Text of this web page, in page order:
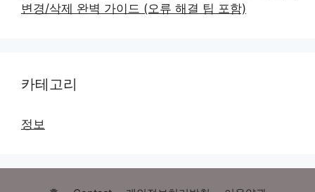
변경/삭제 완벽 가이드 (오류 해결 팁 포함)
카테고리
정보